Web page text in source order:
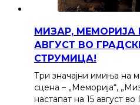
МИЗАР, МЕМОРИЈА
АВГУСТ ВО
СТРУМИЦА!
Три значајни имиња на
сцена – „Меморија“,
настапат на 15 август